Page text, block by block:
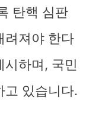
탄핵 심판
려져야 한다
시하며, 국민
고 있습니다.